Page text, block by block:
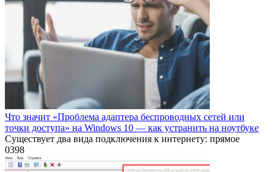
Что значит «Проблема адаптера беспроводных сетей или
точки доступа» на Windows 10 — как устранить на ноутбуке
Существует два вида подключения к интернету: прямое
0398